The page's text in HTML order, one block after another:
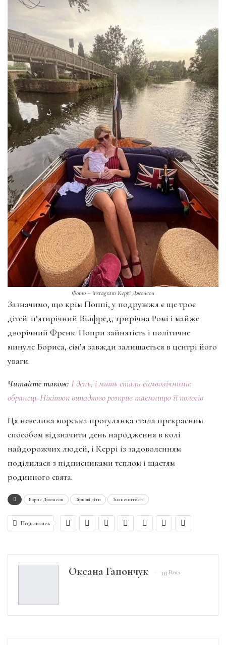
Фото – іnstagram Керрі Джонсон
Зазначимо, що крім Поппі, у подружжя є ще троє
дітей: п’ятирічний Вілфред, трирічна Ромі і майже
дворічний Френк. Попри зайнятість і політичне
минуле Бориса, сім’я завжди залишається в центрі його
уваги.
Читайте також: І день, і мить стали символічними:
обранець Нікітюк випадково розкрив таємницю її пологів
Ця невелика морська прогулянка стала прекрасним
способом відзначити день народження в колі
найдорожчих людей, і Керрі із задоволенням
поділилася з підписниками теплом і щастям
родинного свята.
Борис Джонсон Зіркові діти Знаменитості
Поділитись
Оксана Гапончук 333 Posts